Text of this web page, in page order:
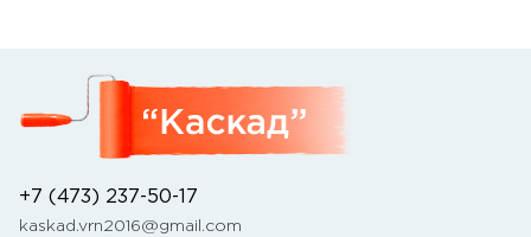
+7 (473) 237-50-17
kaskad.vrn2016@gmail.com